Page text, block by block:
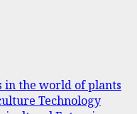
in the world of plants
Technology